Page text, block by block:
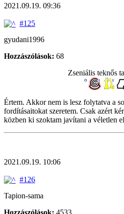
2021.09.19. 09:36
#125
gyudani1996
Hozzászólások: 68
Zseniális teknős
Értem. Akkor nem is lesz folytatva a
fordításaitokat szeretem. Csak azért
közben ki szoktam javítani a véletlen
2021.09.19. 10:06
#126
Tapion-sama